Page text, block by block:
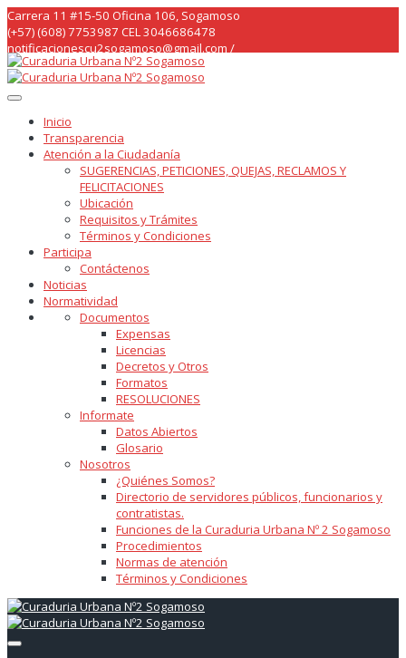
Skip
to
content
Carrera 11 #15-50 Oficina 106, Sogamoso
(+57) (608) 7753987 CEL 3046686478
notificacionescu2sogamoso@gmail.com /
curaduria2sogamoso@gmail.com /
Inicio
Transparencia
Atención a la Ciudadanía
SUGERENCIAS, PETICIONES, QUEJAS, RECLAMOS Y
FELICITACIONES
Ubicación
Requisitos y Trámites
Términos y Condiciones
Participa
Contáctenos
Noticias
Normatividad
Documentos
Expensas
Licencias
Decretos y Otros
Formatos
RESOLUCIONES
Informate
Datos Abiertos
Glosario
Nosotros
¿Quiénes Somos?
Directorio de servidores públicos, funcionarios y
contratistas.
Funciones de la Curaduria Urbana Nº 2 Sogamoso
Procedimientos
Normas de atención
Términos y Condiciones